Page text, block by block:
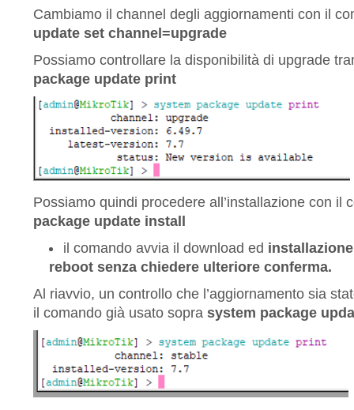
Cambiamo il channel degli aggiornamenti con il
update set channel=upgrade
Possiamo controllare la disponibilità di upgrade
package update print
Possiamo quindi procedere all’installazione con il
package update install
il comando avvia il download ed
reboot senza chiedere ulteriore conferma.
Al riavvio, un controllo che l’aggiornamento sia
il comando già usato sopra system package